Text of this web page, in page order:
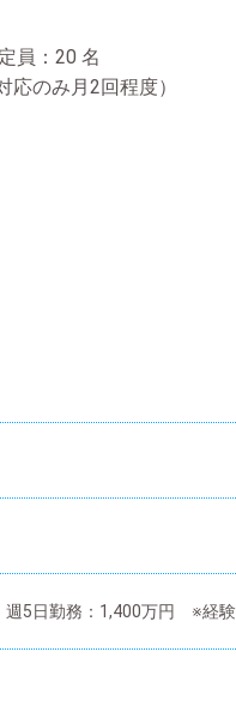
員：20 名
応のみ月2回程度）
5日勤務：1,400万円 ※経験